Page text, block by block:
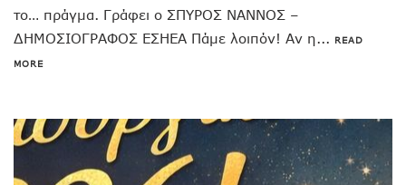
το… πράγμα. Γράφει ο ΣΠΥΡΟΣ ΝΑΝΝΟΣ –
ΔΗΜΟΣΙΟΓΡΑΦΟΣ ΕΣΗΕΑ Πάμε λοιπόν! Αν η... READ
MORE